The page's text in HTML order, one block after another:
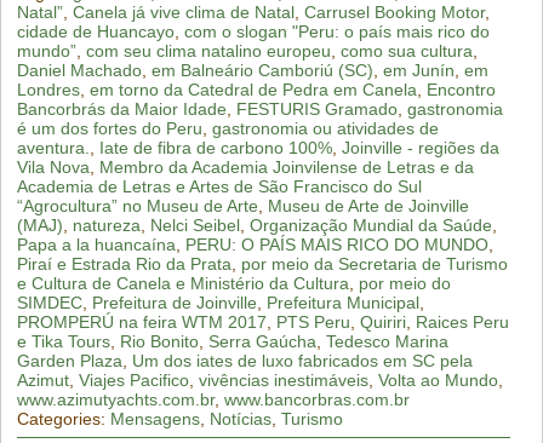
Natal”, Canela já vive clima de Natal, Carrusel Booking Motor,
cidade de Huancayo, com o slogan "Peru: o país mais rico do
mundo”, com seu clima natalino europeu como sua cultura
Daniel Machado, em Balneário Camboriú (SC) em Junín em
Londres, em torno da Catedral de Pedra em Canela
Encontro
Bancorbrás da Maior Idade
FESTURIS Gramado, gastronomia
é um dos fortes do Peru gastronomia ou atividades de
aventura.
Iate de fibra de carbono 100%, Joinville - regiões da
Vila Nova
Membro da Academia Joinvilense de Letras e da
Academia de Letras e Artes de São Francisco do Sul
“Agrocultura” no Museu de Arte
Museu de Arte de Joinville
(MAJ)
natureza Nelci Seibel, Organização Mundial da Saúde
Papa a la huancaína
PERU: O PAÍS MAIS RICO DO MUNDO,
Piraí e Estrada Rio da Prata
por meio da Secretaria de Turismo
e Cultura de Canela e Ministério da Cultura
por meio do
SIMDEC, Prefeitura de Joinville Prefeitura Municipal,
PROMPERÚ na feira WTM 2017
PTS Peru Quiriri, Raices Peru
e Tika Tours, Rio Bonito, Serra Gaúcha Tedesco Marina
Garden Plaza
Um dos iates de luxo fabricados em SC pela
Azimut, Viajes Pacifico, vivências inestimáveis, Volta ao Mundo,
www.azimutyachts.com.br, www.bancorbras.com.br
Categories: Mensagens, Notícias, Turismo